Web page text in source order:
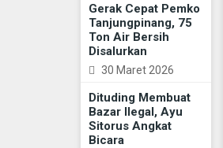
Gerak Cepat Pemko
Tanjungpinang, 75
Ton Air Bersih
Disalurkan
30 Maret 2026
Dituding Membuat
Bazar Ilegal, Ayu
Sitorus Angkat
Bicara